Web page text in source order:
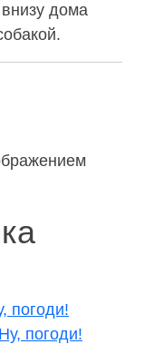
дома
погоди!
погоди!